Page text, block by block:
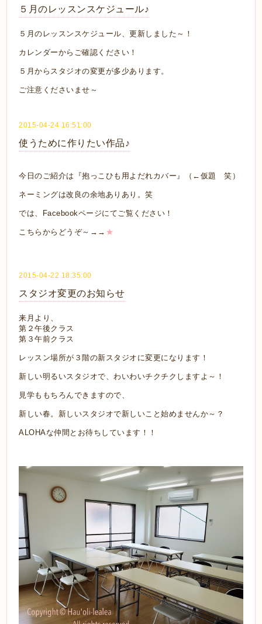
５月のレッスンスケジュール♪
５月のレッスンスケジュール、更新しました～！
カレンダーからご確認ください！
５月からスタジオの変更が多少あります。
ご注意くださいませ～
2015-04-24 16:51:00
使うために作りたい作品♪
今日のご紹介は『抱っこひも用よだれカバー』（←仮題 笑）
ネーミングは改良の余地ありあり。笑
では、Facebookページにてご覧ください！
こちらからどうぞ～→→ ★
2015-04-22 18:35:00
スタジオ変更のお知らせ
来月より、
第２午後クラス
第３午前クラス
レッスン場所が３階の新スタジオに変更になります！
新しい明るいスタジオで、わいわいチクチクしますよ～！
見学ももちろんできますので、
新しい春。新しいスタジオで新しいこと始めませんか～？
ALOHAな仲間とお待ちしています！！